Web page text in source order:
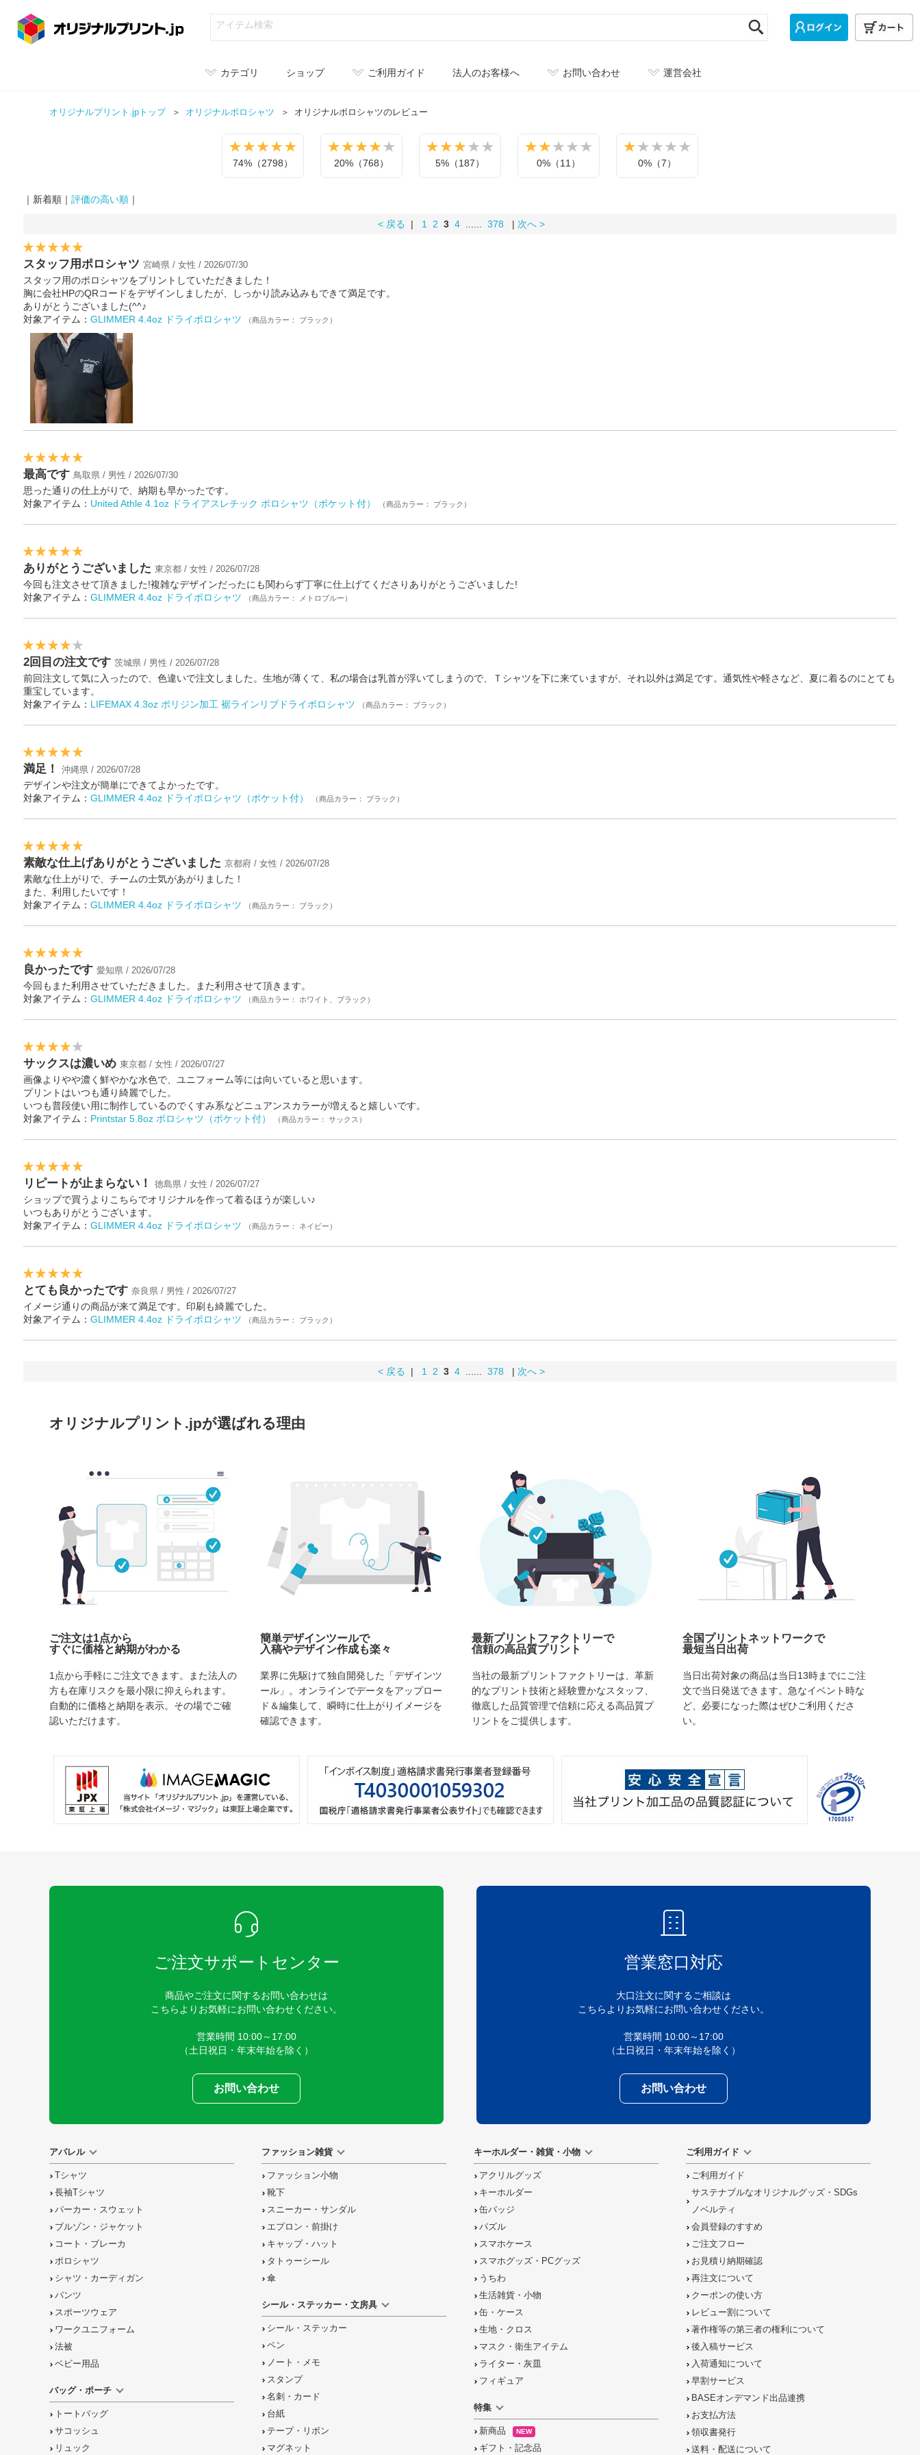
カテゴリ ショップ ご利用ガイド 法人のお客様へ お問い合わせ 運営会社
オリジナルプリント.jpトップ オリジナルポロシャツ オリジナルポロシャツのレビュー
74%（2798） 20%（768） 5%（187） 0%（11） 0%（7）
｜新着順｜ 評価の高い順｜
< 戻る | 1 2 3 4...... 378 | 次へ >
スタッフ用ポロシャツ 宮崎県 / 女性 / 2026/07/30
スタッフ用のポロシャツをプリントしていただきました！
胸に会社HPのQRコードをデザインしましたが、しっかり読み込みもできて満足です。
ありがとうございました(^^♪
対象アイテム： GLIMMER 4.4oz ドライポロシャツ （商品カラー： ブラック）
最高です 鳥取県 / 男性 / 2026/07/30
思った通りの仕上がりで、納期も早かったです。
対象アイテム： United Athle 4.1oz ドライアスレチック ポロシャツ（ポケット付） （商品カラー： ブラック）
ありがとうございました 東京都 / 女性 / 2026/07/28
今回も注文させて頂きました!複雑なデザインだったにも関わらず丁寧に仕上げてくださりありがとうございました!
対象アイテム： GLIMMER 4.4oz ドライポロシャツ （商品カラー： メトロブルー）
2回目の注文です 茨城県 / 男性 / 2026/07/28
前回注文して気に入ったので、色違いで注文しました。生地が薄くて、私の場合は乳首が浮いてしまうので、Ｔシャツを下に来ていますが、それ以外は満足です。通気性や軽さなど、夏に着るのにとても
重宝しています。
対象アイテム： LIFEMAX 4.3oz ポリジン加工 裾ラインリブドライポロシャツ （商品カラー： ブラック）
満足！ 沖縄県 / 2026/07/28
デザインや注文が簡単にできてよかったです。
対象アイテム： GLIMMER 4.4oz ドライポロシャツ（ポケット付） （商品カラー： ブラック）
素敵な仕上げありがとうございました 京都府 / 女性 / 2026/07/28
素敵な仕上がりで、チームの士気があがりました！
また、利用したいです！
対象アイテム： GLIMMER 4.4oz ドライポロシャツ （商品カラー： ブラック）
良かったです 愛知県 / 2026/07/28
今回もまた利用させていただきました。また利用させて頂きます。
対象アイテム： GLIMMER 4.4oz ドライポロシャツ （商品カラー： ホワイト、ブラック）
サックスは濃いめ 東京都 / 女性 / 2026/07/27
画像よりやや濃く鮮やかな水色で、ユニフォーム等には向いていると思います。
プリントはいつも通り綺麗でした。
いつも普段使い用に制作しているのでくすみ系などニュアンスカラーが増えると嬉しいです。
対象アイテム： Printstar 5.8oz ポロシャツ（ポケット付） （商品カラー： サックス）
リピートが止まらない！ 徳島県 / 女性 / 2026/07/27
ショップで買うよりこちらでオリジナルを作って着るほうが楽しい♪
いつもありがとうございます。
対象アイテム： GLIMMER 4.4oz ドライポロシャツ （商品カラー： ネイビー）
とても良かったです 奈良県 / 男性 / 2026/07/27
イメージ通りの商品が来て満足です。印刷も綺麗でした。
対象アイテム： GLIMMER 4.4oz ドライポロシャツ （商品カラー： ブラック）
< 戻る | 1 2 3 4...... 378 | 次へ >
オリジナルプリント.jpが選ばれる理由
ご注文は1点から
すぐに価格と納期がわかる
1点から手軽にご注文できます。また法人の
方も在庫リスクを最小限に抑えられます。
自動的に価格と納期を表示。その場でご確
認いただけます。
簡単デザインツールで
入稿やデザイン作成も楽々
業界に先駆けて独自開発した「デザインツ
ール」。オンラインでデータをアップロー
ド＆編集して、瞬時に仕上がりイメージを
確認できます。
最新プリントファクトリーで
信頼の高品質プリント
当社の最新プリントファクトリーは、革新
的なプリント技術と経験豊かなスタッフ、
徹底した品質管理で信頼に応える高品質プ
リントをご提供します。
全国プリントネットワークで
最短当日出荷
当日出荷対象の商品は当日13時までにご注
文で当日発送できます。急なイベント時な
ど、必要になった際はぜひご利用くださ
い。
ご注文サポートセンター
商品やご注文に関するお問い合わせは
こちらよりお気軽にお問い合わせください。
営業時間 10:00～17:00
（土日祝日・年末年始を除く）
お問い合わせ
営業窓口対応
大口注文に関するご相談は
こちらよりお気軽にお問い合わせください。
営業時間 10:00～17:00
（土日祝日・年末年始を除く）
お問い合わせ
アパレル
Tシャツ
長袖Tシャツ
パーカー・スウェット
ブルゾン・ジャケット
コート・ブレーカ
ポロシャツ
シャツ・カーディガン
パンツ
スポーツウェア
ワークユニフォーム
法被
ベビー用品
バッグ・ポーチ
トートバッグ
サコッシュ
リュック
ファッション雑貨
ファッション小物
靴下
スニーカー・サンダル
エプロン・前掛け
キャップ・ハット
タトゥーシール
傘
シール・ステッカー・文房具
シール・ステッカー
ペン
ノート・メモ
スタンプ
名刺・カード
台紙
テープ・リボン
マグネット
キーホルダー・雑貨・小物
アクリルグッズ
キーホルダー
缶バッジ
パズル
スマホケース
スマホグッズ・PCグッズ
うちわ
生活雑貨・小物
缶・ケース
生地・クロス
マスク・衛生アイテム
ライター・灰皿
フィギュア
特集
新商品 NEW
ギフト・記念品
ご利用ガイド
ご利用ガイド
サステナブルなオリジナルグッズ・SDGs
ノベルティ
会員登録のすすめ
ご注文フロー
お見積り納期確認
再注文について
クーポンの使い方
レビュー割について
著作権等の第三者の権利について
後入稿サービス
入荷通知について
早割サービス
BASEオンデマンド出品連携
お支払方法
領収書発行
送料・配送について